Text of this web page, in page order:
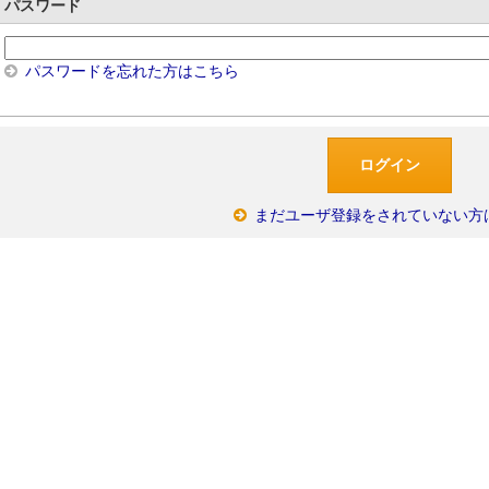
パスワード
パスワードを忘れた方はこちら
まだユーザ登録をされていない方